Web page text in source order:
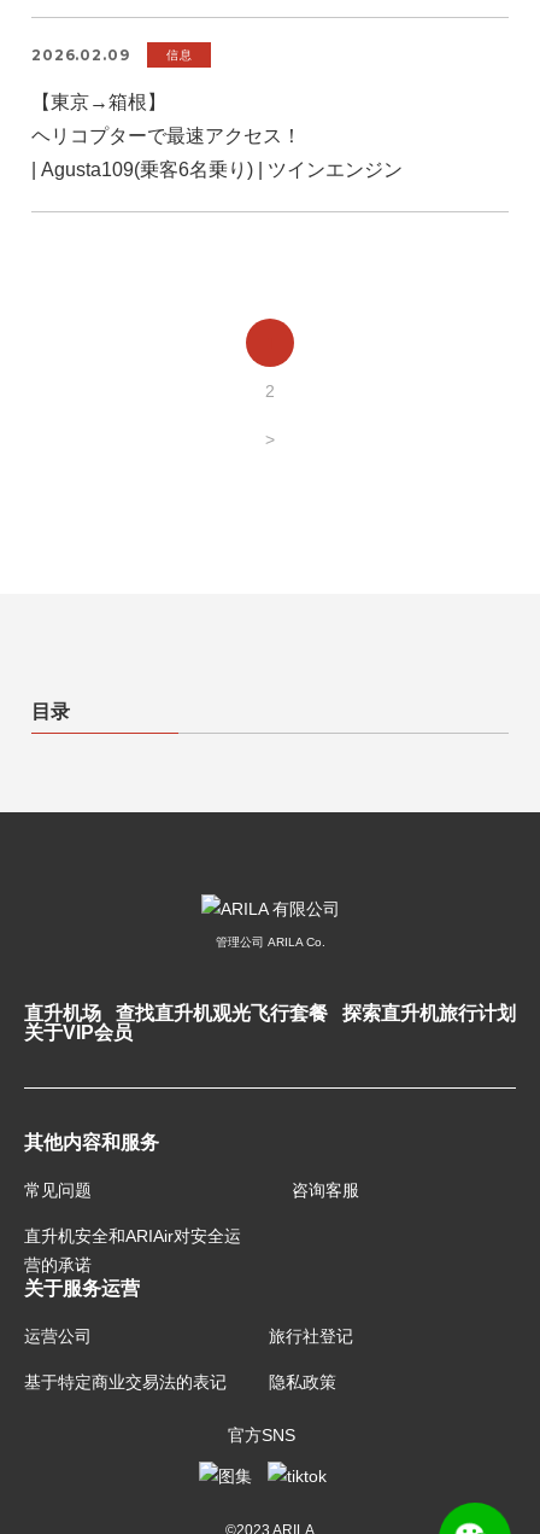
目录
2026.02.09 信息
【東京→箱根】
ヘリコプターで最速アクセス！
| Agusta109(乗客6名乗り) | ツインエンジン
2
>
管理公司 ARILA Co.
直升机场 查找直升机观光飞行套餐
探索直升机旅行计划
关于VIP会员
其他内容和服务
常见问题 咨询客服
直升机安全和ARIAir对安全运
营的承诺
关于服务运营
运营公司 旅行社登记
基于特定商业交易法的表记 隐私政策
官方SNS
©2023 ARILA